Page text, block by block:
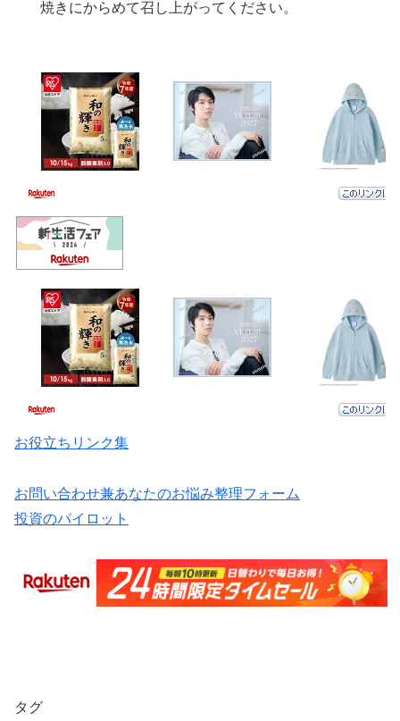
焼きにからめて召し上がってください。
お役立ちリンク集
お問い合わせ兼あなたのお悩み整理フォーム
投資のパイロット
タグ